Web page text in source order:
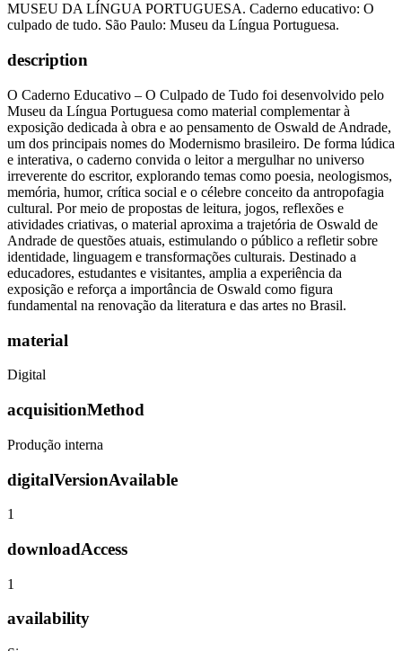
MUSEU DA LÍNGUA PORTUGUESA. Caderno educativo: O
culpado de tudo. São Paulo: Museu da Língua Portuguesa.
description
O Caderno Educativo – O Culpado de Tudo foi desenvolvido pelo
Museu da Língua Portuguesa como material complementar à
exposição dedicada à obra e ao pensamento de Oswald de Andrade,
um dos principais nomes do Modernismo brasileiro. De forma lúdica
e interativa, o caderno convida o leitor a mergulhar no universo
irreverente do escritor, explorando temas como poesia, neologismos,
memória, humor, crítica social e o célebre conceito da antropofagia
cultural. Por meio de propostas de leitura, jogos, reflexões e
atividades criativas, o material aproxima a trajetória de Oswald de
Andrade de questões atuais, estimulando o público a refletir sobre
identidade, linguagem e transformações culturais. Destinado a
educadores, estudantes e visitantes, amplia a experiência da
exposição e reforça a importância de Oswald como figura
fundamental na renovação da literatura e das artes no Brasil.
material
Digital
acquisitionMethod
Produção interna
digitalVersionAvailable
1
downloadAccess
1
availability